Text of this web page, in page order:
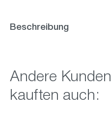
Beschreibung
Produktgalerie überspringen
Andere Kunden
kauften auch: